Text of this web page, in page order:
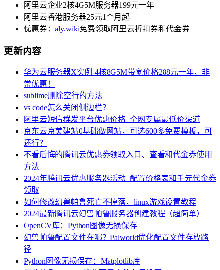
阿里云企业2核4G5M服务器199元一年
阿里云香港服务器25元1个月起
优惠券： aly.wiki免费领取阿里云折扣券和代金券
更新内容
华为云服务器X实例-4核8G5M带宽价格288元一年，非
常优惠！
sublime删除空行的方法
vs code怎么关闭侧边栏？
阿里云短信群发平台优惠价格_全网专属最低价渠道
京东云京美建站0基础做网站，可选600多免费模板，可
还行？
不看后悔的腾讯云优惠券领取入口、查看和代金券使用
方法
2024年腾讯云优惠服务器活动_配置价格表和千元代金券
领取
如何修改幻兽帕鲁死亡不掉落，linux游戏设置教程
2024最新腾讯云幻兽帕鲁服务器创建教程（超简单）
OpenCV库：Python图像无损保存
幻兽帕鲁配置文件在哪？Palworld优化配置文件存放路
径
Python图像无损保存：Matplotlib库